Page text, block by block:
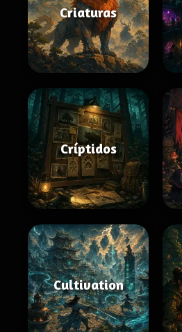
Criaturas
Críptidos
Cultivation